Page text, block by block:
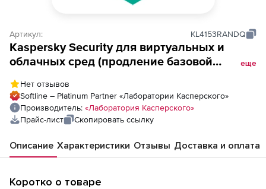
Артикул: KL4153RANDQ
Kaspersky Security для виртуальных и
облачных сред (продление базовой
академических учреждений), Электронная
лицензия на 2 года по количеству
виртуальных рабочих станций
еще
Нет отзывов
Softline – Platinum Partner «Лаборатории Касперского»
Производитель: «Лаборатория Касперского»
Прайс-лист
Скопировать ссылку
Описание Характеристики Отзывы Доставка и оплата
Коротко о товаре